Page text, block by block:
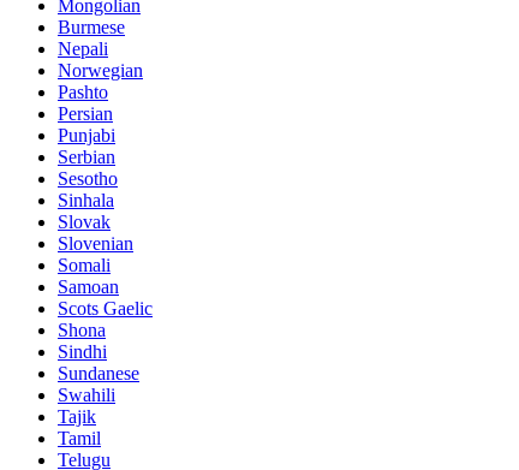
Mongolian
Burmese
Nepali
Norwegian
Pashto
Persian
Punjabi
Serbian
Sesotho
Sinhala
Slovak
Slovenian
Somali
Samoan
Scots Gaelic
Shona
Sindhi
Sundanese
Swahili
Tajik
Tamil
Telugu